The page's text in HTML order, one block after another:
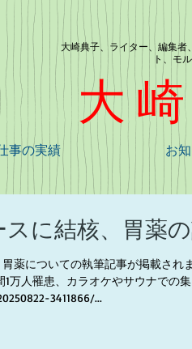
大崎典子、ライター、編集者
ト、モ
大
事の実績 お
に結核、胃薬
薬についての執筆記事が掲載され
万人罹患、カラオケやサウナでの
3411866/...